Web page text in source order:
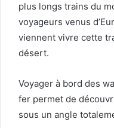
plus longs trains du
voyageurs venus
viennent vivre cette
désert.
Voyager à bord des
fer permet de
sous un angle